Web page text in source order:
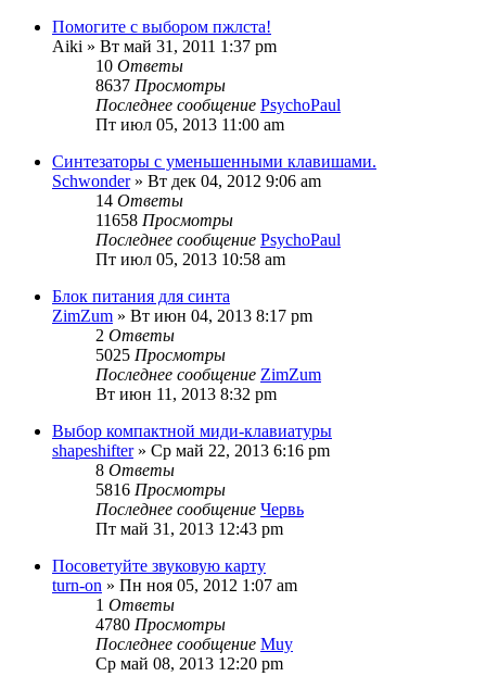
Помогите с выбором пжлста!
Aiki » Вт май 31, 2011 1:37 pm
10 Ответы
8637 Просмотры
Последнее сообщение PsychoPaul
Пт июл 05, 2013 11:00 am
Синтезаторы с уменьшенными клавишами.
Schwonder» Вт дек 04, 2012 9:06 am
14 Ответы
11658 Просмотры
Последнее сообщение PsychoPaul
Пт июл 05, 2013 10:58 am
Блок питания для синта
ZimZum » Вт июн 04, 2013 8:17 pm
2 Ответы
5025 Просмотры
Последнее сообщение ZimZum
Вт июн 11, 2013 8:32 pm
Выбор компактной миди-клавиатуры
shapeshifter» Ср май 22, 2013 6:16 pm
8 Ответы
5816 Просмотры
Последнее сообщение Червь
Пт май 31, 2013 12:43 pm
Посоветуйте звуковую карту
turn-on » Пн ноя 05, 2012 1:07 am
1 Ответы
4780 Просмотры
Последнее сообщение Muy
Ср май 08, 2013 12:20 pm